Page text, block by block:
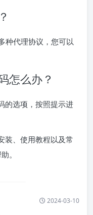
种代理协议，您可以
怎么办？
的选项，按照提示进
装、使用教程以及常
。
2024-03-10